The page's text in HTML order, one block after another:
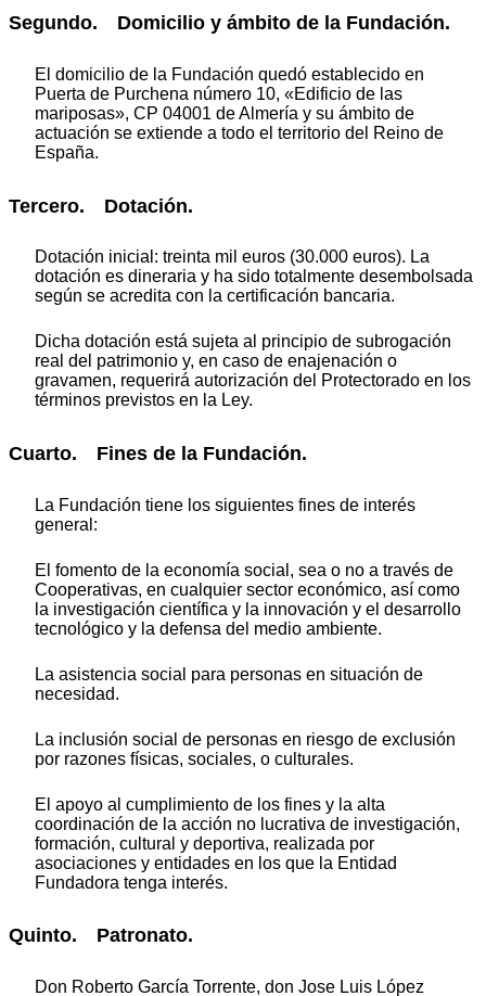
Segundo. Domicilio y ámbito de la Fundación.
El domicilio de la Fundación quedó establecido en
Puerta de Purchena número 10, «Edificio de las
mariposas», CP 04001 de Almería y su ámbito de
actuación se extiende a todo el territorio del Reino de
España.
Tercero. Dotación.
Dotación inicial: treinta mil euros (30.000 euros). La
dotación es dineraria y ha sido totalmente desembolsada
según se acredita con la certificación bancaria.
Dicha dotación está sujeta al principio de subrogación
real del patrimonio y, en caso de enajenación o
gravamen, requerirá autorización del Protectorado en los
términos previstos en la Ley.
Cuarto. Fines de la Fundación.
La Fundación tiene los siguientes fines de interés
general:
El fomento de la economía social, sea o no a través de
Cooperativas, en cualquier sector económico, así como
la investigación científica y la innovación y el desarrollo
tecnológico y la defensa del medio ambiente.
La asistencia social para personas en situación de
necesidad.
La inclusión social de personas en riesgo de exclusión
por razones físicas, sociales, o culturales.
El apoyo al cumplimiento de los fines y la alta
coordinación de la acción no lucrativa de investigación,
formación, cultural y deportiva, realizada por
asociaciones y entidades en los que la Entidad
Fundadora tenga interés.
Quinto. Patronato.
Don Roberto García Torrente, don Jose Luis López